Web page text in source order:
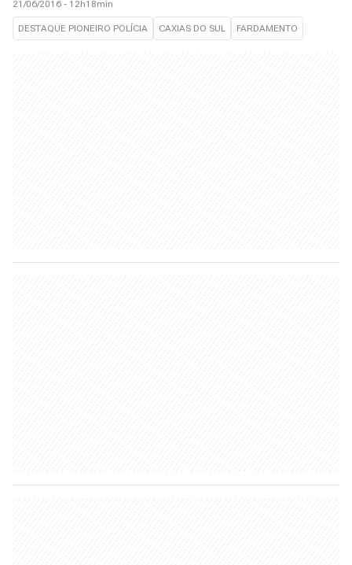
21/06/2016 - 12h18min
DESTAQUE PIONEIRO POLÍCIA CAXIAS DO SUL FARDAMENTO